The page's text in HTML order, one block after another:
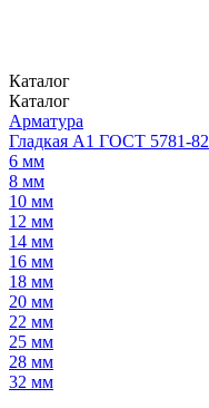
Каталог
Каталог
Арматура
Гладкая А1 ГОСТ 5781-82
6 мм
8 мм
10 мм
12 мм
14 мм
16 мм
18 мм
20 мм
22 мм
25 мм
28 мм
32 мм